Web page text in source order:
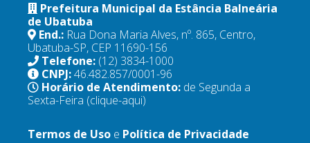
Prefeitura Municipal da Estância Balneária
de Ubatuba
End.: Rua Dona Maria Alves, nº. 865, Centro,
Ubatuba-SP, CEP 11690-156
Telefone: (12) 3834-1000
CNPJ:46.482.857/0001-96
Horário de Atendimento: de Segunda a
Sexta-Feira (clique-aqui)
Termos de Uso e Política de Privacidade